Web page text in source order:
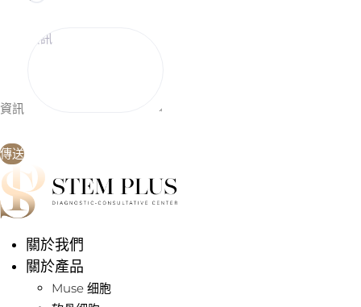
資訊
傳送
關於我們
關於產品
Muse 细胞